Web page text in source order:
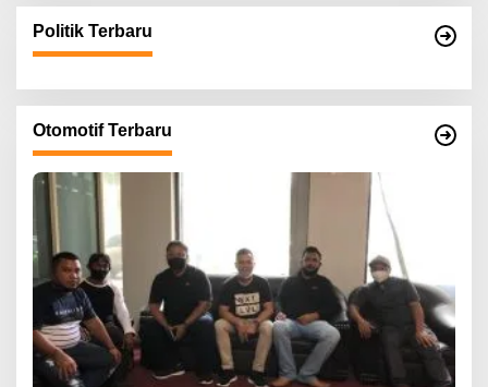
Politik Terbaru
Otomotif Terbaru